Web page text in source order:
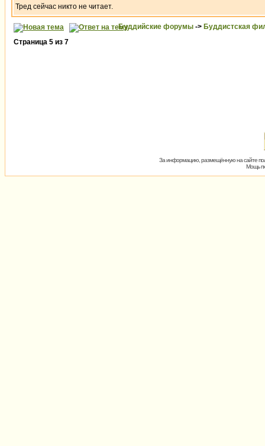
Тред сейчас никто не читает.
Буддийские форумы -> Буддистская
Страница 5 из 7
За информацию, размещённую на сайте
Мощь